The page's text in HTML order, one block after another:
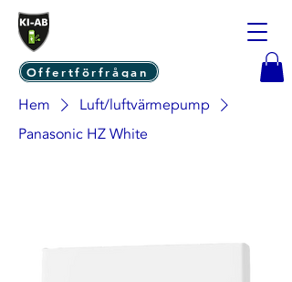
Offertförfrågan
Hem
Luft/luftvärmepump
Panasonic HZ White